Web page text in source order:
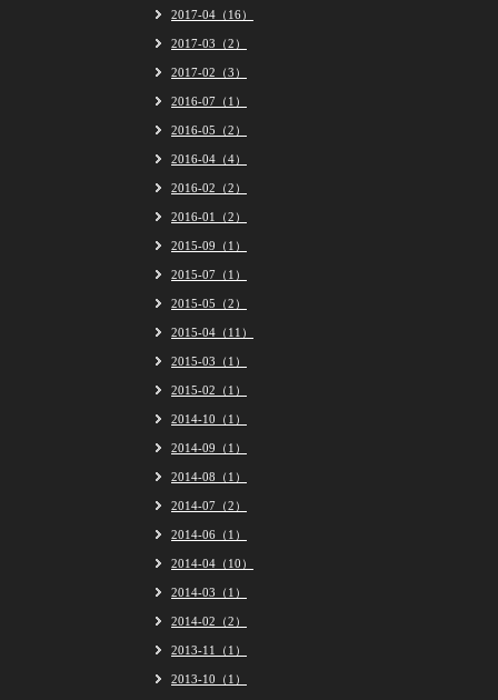
2017-04（16）
2017-03（2）
2017-02（3）
2016-07（1）
2016-05（2）
2016-04（4）
2016-02（2）
2016-01（2）
2015-09（1）
2015-07（1）
2015-05（2）
2015-04（11）
2015-03（1）
2015-02（1）
2014-10（1）
2014-09（1）
2014-08（1）
2014-07（2）
2014-06（1）
2014-04（10）
2014-03（1）
2014-02（2）
2013-11（1）
2013-10（1）